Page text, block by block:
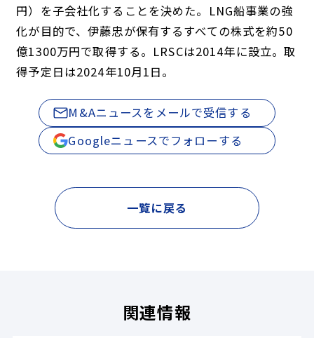
円）を子会社化することを決めた。LNG船事業の強
化が目的で、伊藤忠が保有するすべての株式を約50
億1300万円で取得する。LRSCは2014年に設立。取
得予定日は2024年10月1日。
M&Aニュースをメールで受信する
Googleニュースでフォローする
一覧に戻る
関連情報